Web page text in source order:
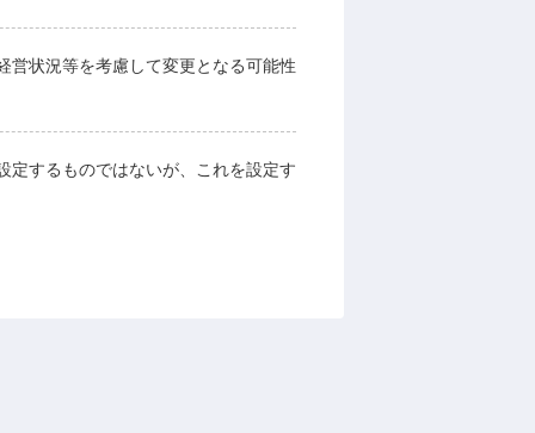
営状況等を考慮して変更となる可能性
定するものではないが、これを設定す